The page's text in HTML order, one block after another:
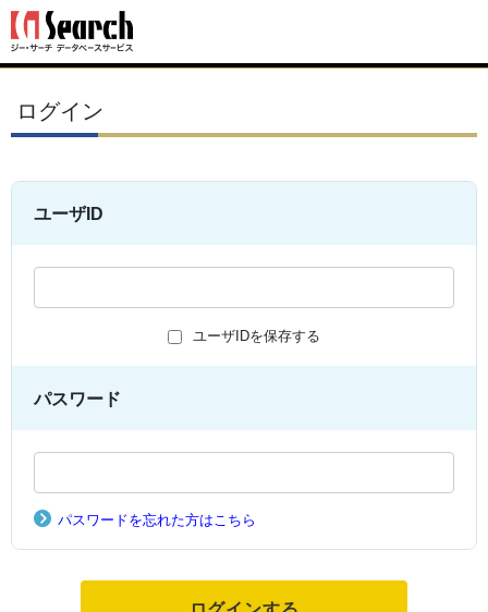
ログイン
ユーザID
ユーザIDを保存する
パスワード
パスワードを忘れた方はこちら